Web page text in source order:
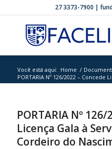
27 3373-7900 |
Você está aqui: Home /
PORTARIA Nº 126/2022 – Concede
PORTARIA Nº
Licença Gala à
Cordeiro do